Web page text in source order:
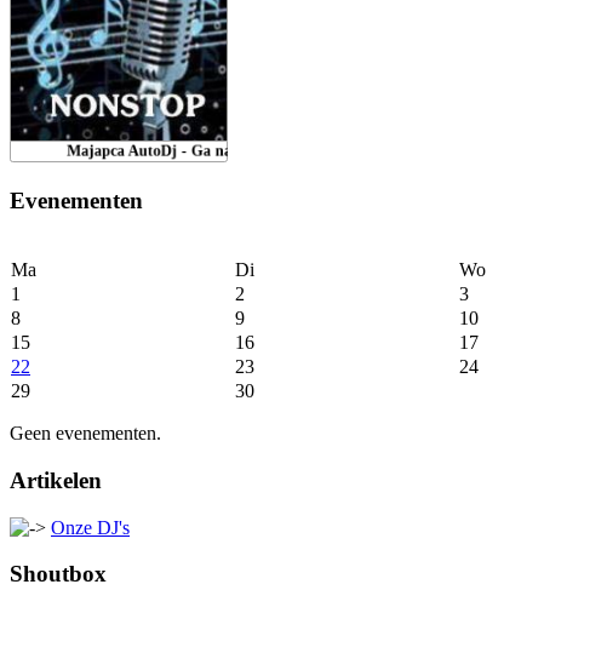
Evenementen
Ma
Di Wo
1
2 3
8
9 10
15
16 17
22
23 24
29
30
Geen evenementen.
Artikelen
Onze DJ's
Shoutbox